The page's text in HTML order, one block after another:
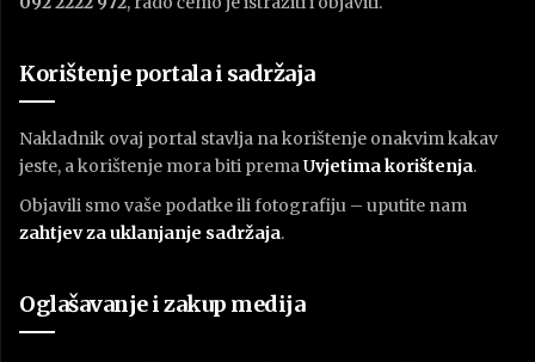
Korištenje portala i sadržaja
Nakladnik ovaj portal stavlja na korištenje onakvim kakav
jeste, a korištenje mora biti premaUvjetima korištenja.
Objavili smo vaše podatke ili fotografiju – uputite nam
zahtjev za uklanjanje sadržaja.
Oglašavanje i zakup medija